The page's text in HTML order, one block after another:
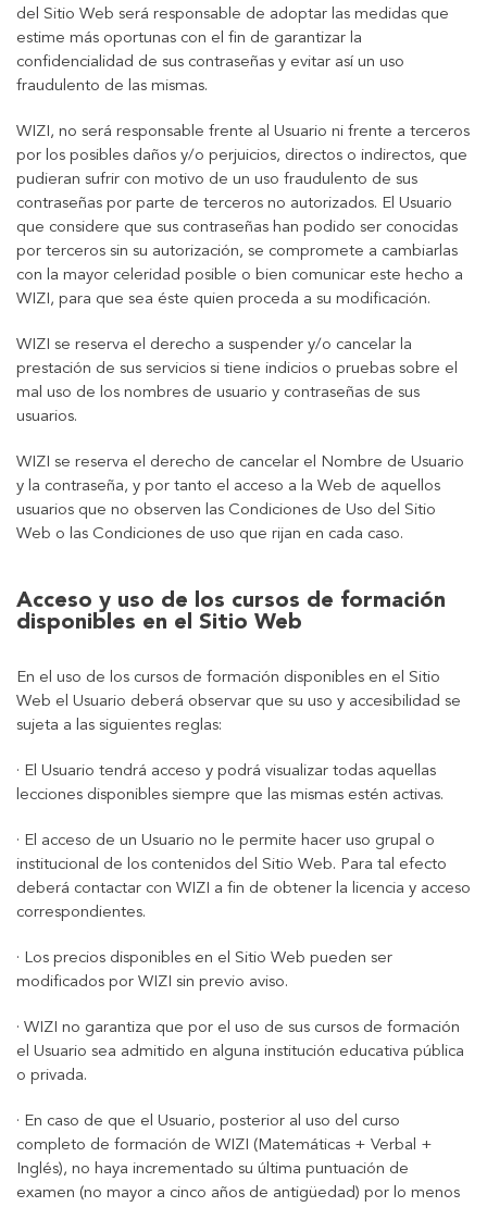
del Sitio Web será responsable de adoptar las medidas que
estime más oportunas con el fin de garantizar la
confidencialidad de sus contraseñas y evitar así un uso
fraudulento de las mismas.
WIZI, no será responsable frente al Usuario ni frente a terceros
por los posibles daños y/o perjuicios, directos o indirectos, que
pudieran sufrir con motivo de un uso fraudulento de sus
contraseñas por parte de terceros no autorizados. El Usuario
que considere que sus contraseñas han podido ser conocidas
por terceros sin su autorización, se compromete a cambiarlas
con la mayor celeridad posible o bien comunicar este hecho a
WIZI, para que sea éste quien proceda a su modificación.
WIZI se reserva el derecho a suspender y/o cancelar la
prestación de sus servicios si tiene indicios o pruebas sobre el
mal uso de los nombres de usuario y contraseñas de sus
usuarios.
WIZI se reserva el derecho de cancelar el Nombre de Usuario
y la contraseña, y por tanto el acceso a la Web de aquellos
usuarios que no observen las Condiciones de Uso del Sitio
Web o las Condiciones de uso que rijan en cada caso.
Acceso y uso de los cursos de formación
disponibles en el Sitio Web
En el uso de los cursos de formación disponibles en el Sitio
Web el Usuario deberá observar que su uso y accesibilidad se
sujeta a las siguientes reglas:
· El Usuario tendrá acceso y podrá visualizar todas aquellas
lecciones disponibles siempre que las mismas estén activas.
· El acceso de un Usuario no le permite hacer uso grupal o
institucional de los contenidos del Sitio Web. Para tal efecto
deberá contactar con WIZI a fin de obtener la licencia y acceso
correspondientes.
· Los precios disponibles en el Sitio Web pueden ser
modificados por WIZI sin previo aviso.
· WIZI no garantiza que por el uso de sus cursos de formación
el Usuario sea admitido en alguna institución educativa pública
o privada.
· En caso de que el Usuario, posterior al uso del curso
completo de formación de WIZI (Matemáticas + Verbal +
Inglés), no haya incrementado su última puntuación de
examen (no mayor a cinco años de antigüedad) por lo menos